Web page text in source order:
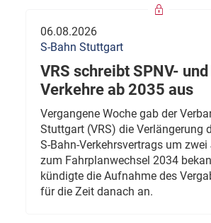
06.08.2026
S-Bahn Stuttgart
VRS schreibt SPNV- und
Verkehre ab 2035 aus
Vergangene Woche gab der
Stuttgart (VRS) die Verlängerung
S-Bahn-Verkehrsvertrags um
zum Fahrplanwechsel 2034
kündigte die Aufnahme des
für die Zeit danach an.